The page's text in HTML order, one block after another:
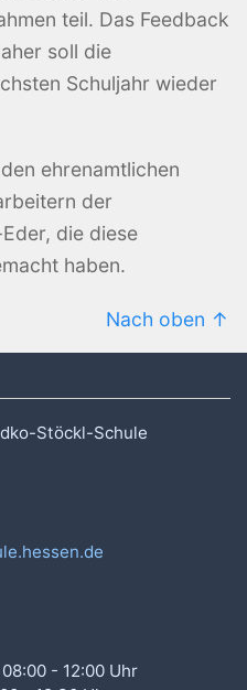
teil. Das Feedback
soll die
Schuljahr wieder
ehrenamtlichen
der
die diese
haben.
Nach oben
Stöckl-Schule
- 12:00 Uhr